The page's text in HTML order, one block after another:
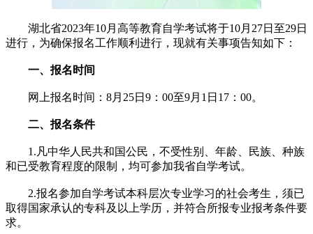
湖北省2023年10月高等教育自学考试将于10月27日至29日
进行，为确保报名工作顺利进行，现就有关事项告知如下：
一、报名时间
网上报名时间：8月25日9：00至9月1日17：00。
二、报名条件
1.凡中华人民共和国公民，不受性别、年龄、民族、种族
和已受教育程度的限制，均可参加我省自学考试。
2.报名参加自学考试本科层次专业学习的社会考生，须已
取得国家承认的专科及以上学历，并符合所报专业报考条件要
求。